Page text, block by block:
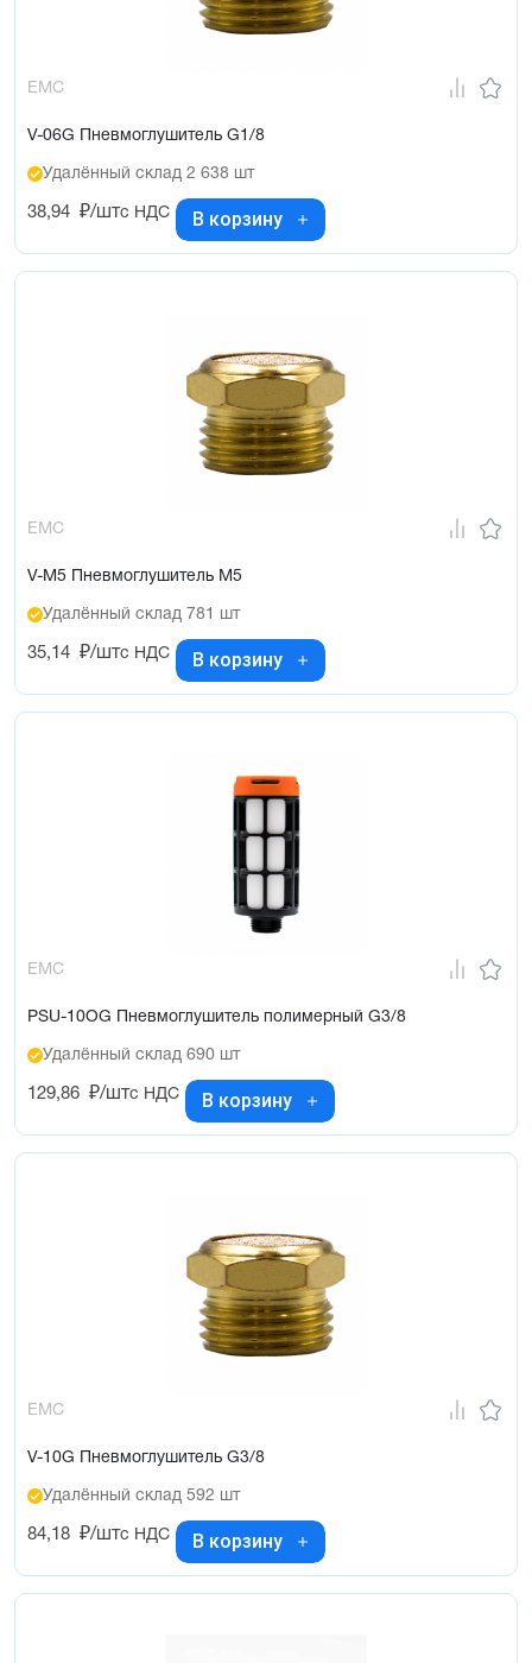
EMC
V-06G Пневмоглушитель G1/8
Удалённый склад 2 638 шт
38,94 ₽/штс НДС В корзину
EMC
V-M5 Пневмоглушитель М5
Удалённый склад 781 шт
35,14 ₽/штс НДС В корзину
EMC
PSU-10OG Пневмоглушитель полимерный G3/8
Удалённый склад 690 шт
129,86 ₽/штс НДС В корзину
EMC
V-10G Пневмоглушитель G3/8
Удалённый склад 592 шт
84,18 ₽/штс НДС В корзину